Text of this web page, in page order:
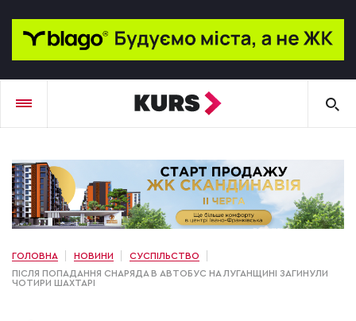
ГОЛОВНА НОВИНИ
СУСПІЛЬСТВО
ПІСЛЯ ПОПАДАННЯ СНАРЯДА В АВТОБУС НА ЛУГАНЩИНІ ЗАГИНУЛИ
ЧОТИРИ ШАХТАРІ